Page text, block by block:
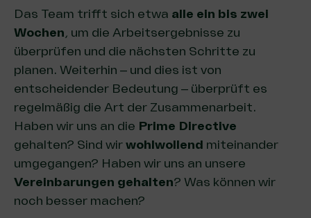
Das Team trifft sich etwa alle ein bis zwei
Wochen, um die Arbeitsergebnisse zu
überprüfen und die nächsten Schritte zu
planen. Weiterhin – und dies ist von
entscheidender Bedeutung – überprüft es
regelmäßig die Art der Zusammenarbeit.
Haben wir uns an die Prime Directive
gehalten? Sind wirwohlwollend miteinander
umgegangen? Haben wir uns an unsere
Vereinbarungen gehalten? Was können wir
noch besser machen?